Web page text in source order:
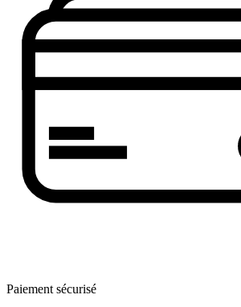
Paiement sécurisé